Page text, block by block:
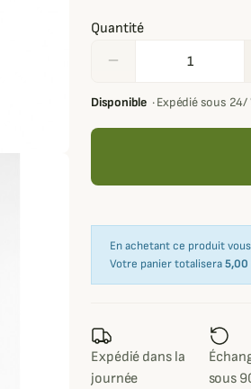
Quantité
remove
Disponible ·Expédié sous 24/
En achetant ce produit
Votre panier totalisera5,00
Expédié dans la
journée
sous